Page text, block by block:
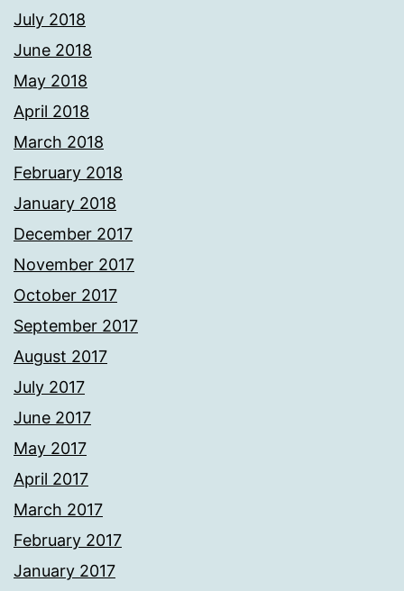
July 2018
June 2018
May 2018
April 2018
March 2018
February 2018
January 2018
December 2017
November 2017
October 2017
September 2017
August 2017
July 2017
June 2017
May 2017
April 2017
March 2017
February 2017
January 2017